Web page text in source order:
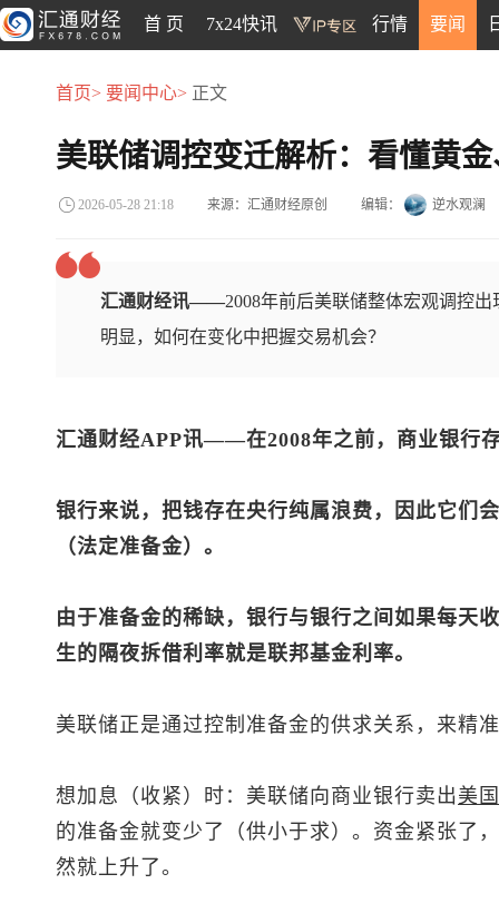
首 页 7x24快讯 行情 要闻
首页> 要闻中心> 正文
美联储调控变迁解析：看懂黄
2026-05-28 21:18 来源：汇通财经原创 编辑： 逆水观澜
汇通财经讯——2008年前后美联储整体宏观调控
明显，如何在变化中把握交易机会？
汇通财经APP讯——在2008年之前，商业银行
银行来说，把钱存在央行纯属浪费，因此它们
（法定准备金）。
由于准备金的稀缺，银行与银行之间如果每天
生的隔夜拆借利率就是联邦基金利率。
美联储正是通过控制准备金的供求关系，来精
想加息（收紧）时：美联储向商业银行卖出 美国
的准备金就变少了（供小于求）。资金紧张了
然就上升了。